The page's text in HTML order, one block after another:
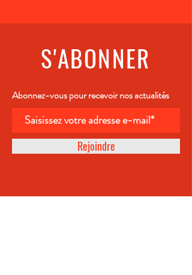
S'ABONNER
Abonnez-vous pour recevoir nos actualités
Rejoindre